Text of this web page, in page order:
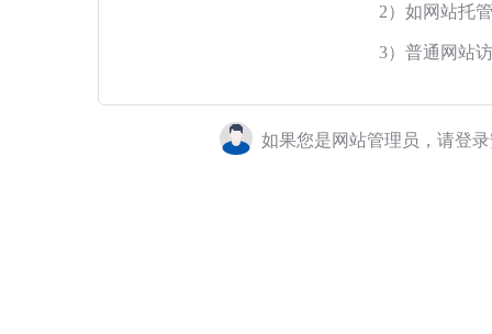
2）如网站托
3）普通网站
如果您是网站管理员，请登